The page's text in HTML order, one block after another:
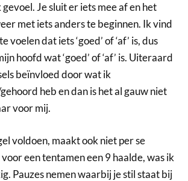
Je sluit er iets mee af en het
met iets anders te beginnen. Ik vind
voelen dat iets ‘goed’ of ‘af’ is, dus
hoofd wat ‘goed’ of ‘af’ is. Uiteraard
beïnvloed door wat ik
heb en dan is het al gauw niet
voor mij.
voldoen, maakt ook niet per se
een tentamen een 9 haalde, was ik
Pauzes nemen waarbij je stil staat bij